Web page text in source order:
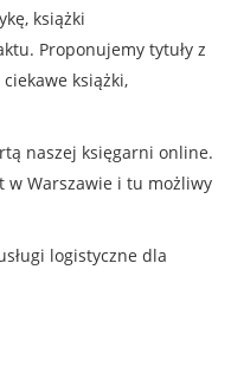
książki
Proponujemy tytuły z
książki,
naszej księgarni online.
w Warszawie i tu możliwy
logistyczne dla